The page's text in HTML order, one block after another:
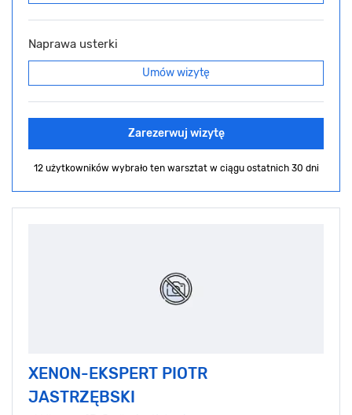
Naprawa usterki
Umów wizytę
Zarezerwuj wizytę
12 użytkowników wybrało ten warsztat w ciągu ostatnich 30 dni
XENON-EKSPERT PIOTR
JASTRZĘBSKI